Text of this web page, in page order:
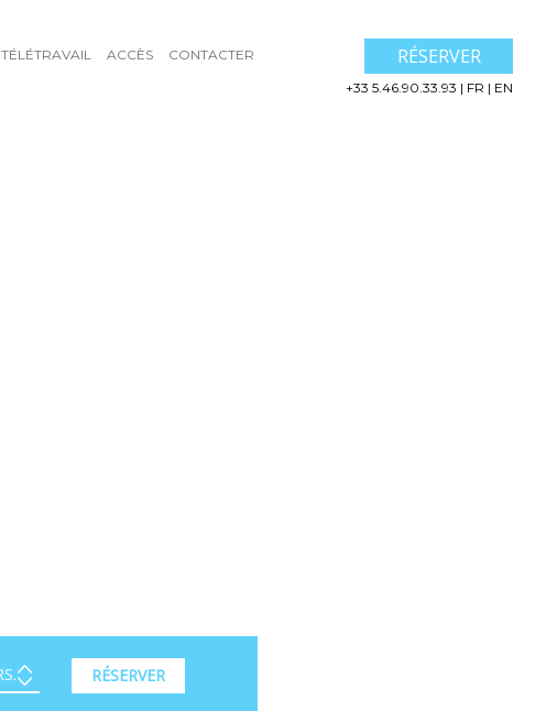
TÉLÉTRAVAIL ACCÈS CONTACTER RÉSERVER
+33 5.46.90.33.93 | FR | EN
RÉSERVER